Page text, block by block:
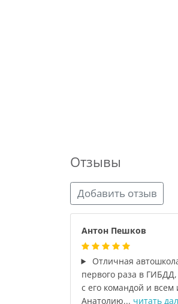
Отзывы
Добавить отзыв
Антон Пешков
Отличная
первого раза в
с его командой и
Анатолию... читать